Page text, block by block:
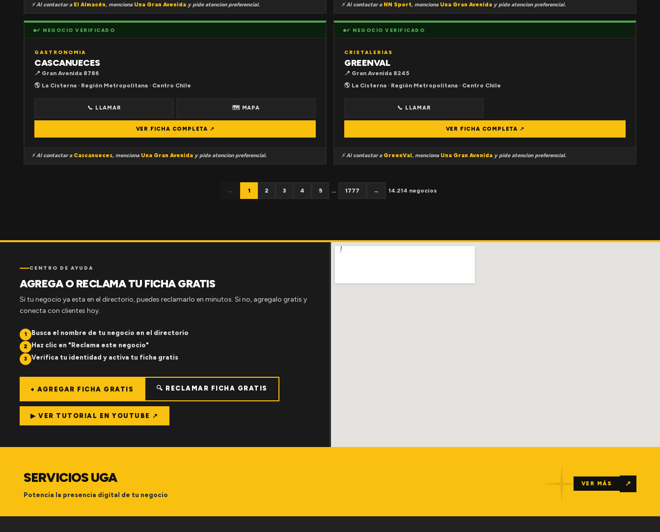
⚡ Al contactar a El Almacén, menciona Una Gran Avenida y pide atencion preferencial. ⚡ Al contactar a NN Sport, menciona Una Gran Avenida y pide atencion preferencial.
✔ NEGOCIO VERIFICADO
GASTRONOMIA
CASCANUECES
📍 Gran Avenida 8786
🌎 La Cisterna · Región Metropolitana · Centro Chile
📞 LLAMAR 🗺 MAPA
VER FICHA COMPLETA ↗
⚡ Al contactar a Cascanueces, menciona Una Gran Avenida y pide atencion preferencial.
✔ NEGOCIO VERIFICADO
CRISTALERIAS
GREENVAL
📍 Gran Avenida 8245
🌎 La Cisterna · Región Metropolitana · Centro Chile
📞 LLAMAR
VER FICHA COMPLETA ↗
⚡ Al contactar a GreenVal, menciona Una Gran Avenida y pide atencion preferencial.
← 1 2 3 4 5 ... 1777 → 14.214 negocios
CENTRO DE AYUDA
AGREGA O RECLAMA TU FICHA GRATIS
Si tu negocio ya esta en el directorio, puedes reclamarlo en minutos. Si no, agregalo gratis y
conecta con clientes hoy.
1 Busca el nombre de tu negocio en el directorio
2 Haz clic en "Reclama este negocio"
3 Verifica tu identidad y activa tu ficha gratis
+ AGREGAR FICHA GRATIS 🔍 RECLAMAR FICHA GRATIS
▶ VER TUTORIAL EN YOUTUBE ↗
SERVICIOS UGA
Potencia la presencia digital de tu negocio
VER MÁS ↗